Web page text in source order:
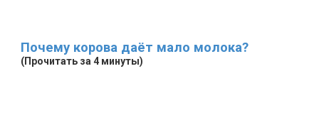
Почему корова даёт мало молока?
(Прочитать за 4 минуты)